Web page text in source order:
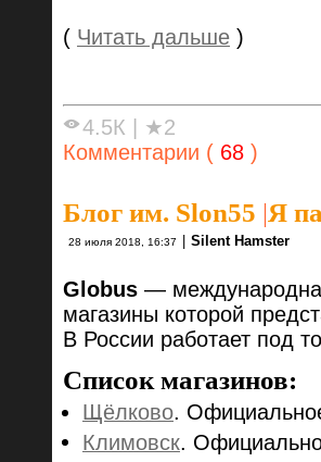
( Читать дальше )
4.5К
★2
Комментарии ( 68 )
Блог им. Slon55 |Я
28 июля 2018, 16:37 Silent Hamster
Globus —
магазины которой
В России работает под
Список магазинов:
Щёлково.
Климовск .